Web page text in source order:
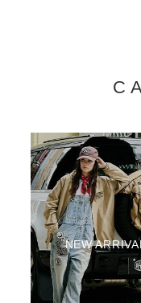
NEW